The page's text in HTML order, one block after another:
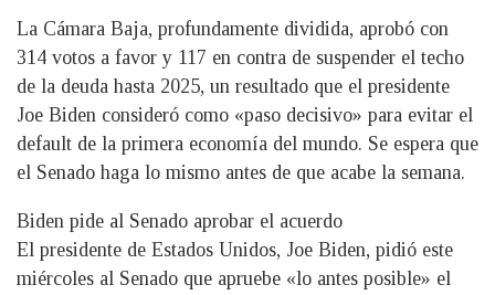
La Cámara Baja, profundamente dividida, aprobó con
314 votos a favor y 117 en contra de suspender el techo
de la deuda hasta 2025, un resultado que el presidente
Joe Biden consideró como «paso decisivo» para evitar el
default de la primera economía del mundo. Se espera que
el Senado haga lo mismo antes de que acabe la semana.
Biden pide al Senado aprobar el acuerdo
El presidente de Estados Unidos, Joe Biden, pidió este
miércoles al Senado que apruebe «lo antes posible» el